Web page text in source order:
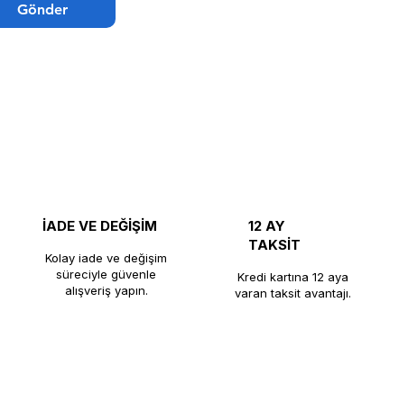
Gönder
İADE VE DEĞİŞİM
Kolay iade ve değişim
süreciyle güvenle
alışveriş yapın.
12 AY
TAKSİT
Kredi kartına 12 aya
varan taksit avantajı.